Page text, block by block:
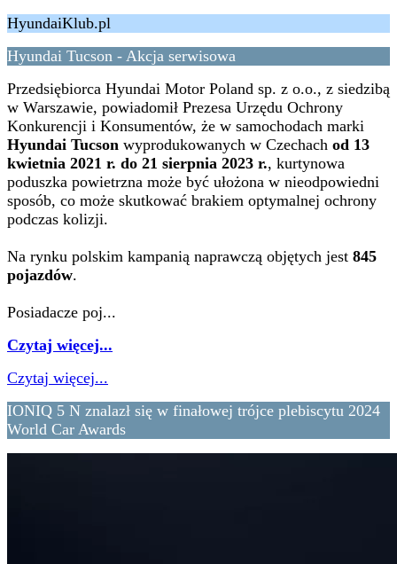
HyundaiKlub.pl
Hyundai Tucson - Akcja serwisowa
Przedsiębiorca Hyundai Motor Poland sp. z o.o., z siedzibą
w Warszawie, powiadomił Prezesa Urzędu Ochrony
Konkurencji i Konsumentów, że w samochodach marki
Hyundai Tucson wyprodukowanych w Czechach od 13
kwietnia 2021 r. do 21 sierpnia 2023 r., kurtynowa
poduszka powietrzna może być ułożona w nieodpowiedni
sposób, co może skutkować brakiem optymalnej ochrony
podczas kolizji.
Na rynku polskim kampanią naprawczą objętych jest 845
pojazdów.
Posiadacze poj...
Czytaj więcej...
Czytaj więcej...
IONIQ 5 N znalazł się w finałowej trójce plebiscytu 2024
World Car Awards